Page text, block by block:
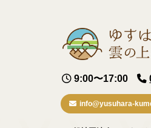
9:00〜17:00
info@yusuhara-